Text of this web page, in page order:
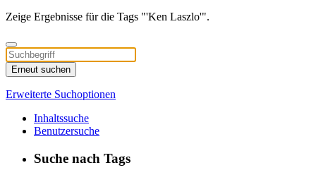
Zeige Ergebnisse für die Tags "'Ken Laszlo'".
Erneut suchen
Erweiterte Suchoptionen
Inhaltssuche
Benutzersuche
Suche nach Tags